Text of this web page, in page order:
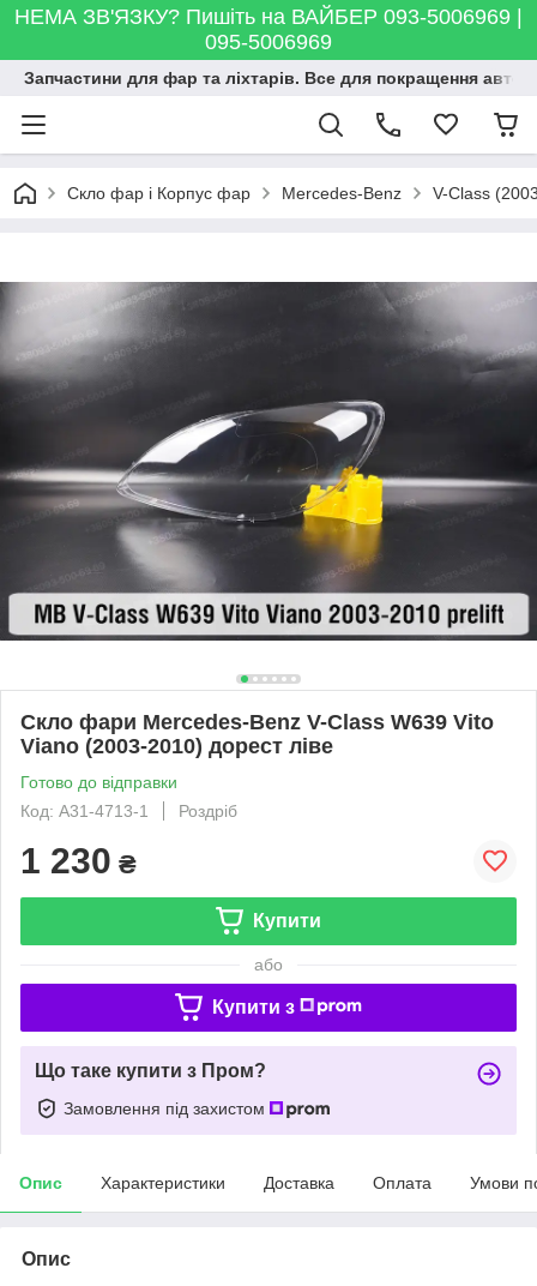
НЕМА ЗВ'ЯЗКУ? Пишіть на ВАЙБЕР 093-5006969 |
095-5006969
Запчастини для фар та ліхтарів. Все для покращення
Скло фар і Корпус фар Mercedes-Benz V-Class
Скло фари Mercedes-Benz V-Class W639 Vito
Viano (2003-2010) дорест ліве
Готово до відправки
Код: A31-4713-1
Роздріб
1 230 ₴
Купити
або
Купити з
Що таке купити з Пром?
Замовлення під захистом
Опис Характеристики Доставка Оплата Умови
Опис